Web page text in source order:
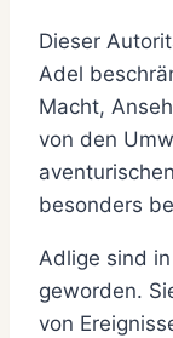
Dieser
Adel
Macht,
von den
besonders
Adlige sind
geworden.
von